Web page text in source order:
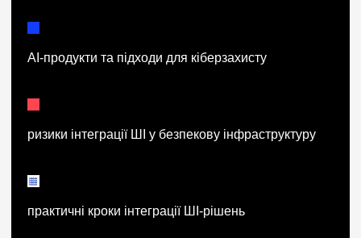
AI-продукти та підходи для кіберзахисту
ризики інтеграції ШІ у безпекову інфраструктуру
практичні кроки інтеграції ШІ-рішень